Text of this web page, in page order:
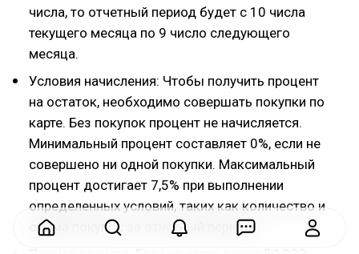
числа, то отчетный период будет с 10 числа
текущего месяца по 9 число следующего
месяца.
Условия начисления: Чтобы получить процент
на остаток, необходимо совершать покупки по
карте. Без покупок процент не начисляется.
Минимальный процент составляет 0%, если не
совершено ни одной покупки. Максимальный
процент достигает 7,5% при выполнении
определенных условий, таких как количество и
сумма покупок за отчетный период.